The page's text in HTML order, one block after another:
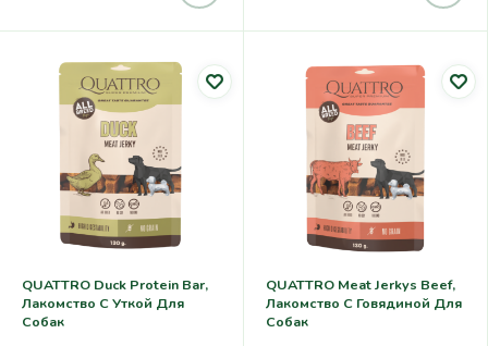
QUATTRO Duck Protein Bar,
Лакомство С Уткой Для
Собак
QUATTRO Meat Jerkys Beef,
Лакомство С Говядиной Для
Собак